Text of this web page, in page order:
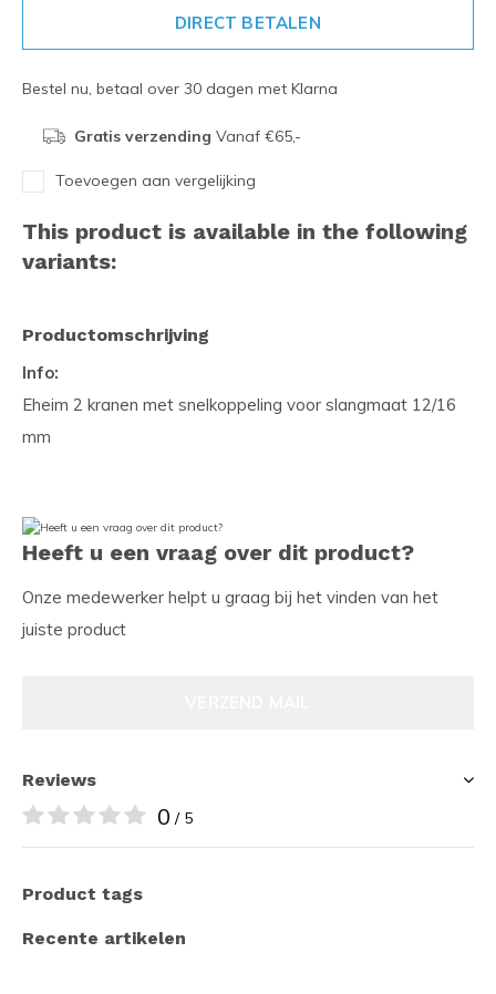
DIRECT BETALEN
Bestel nu, betaal over 30 dagen met Klarna
Gratis verzending Vanaf €65,-
Toevoegen aan vergelijking
This product is available in the following
variants:
Productomschrijving
Info:
Eheim 2 kranen met snelkoppeling voor slangmaat 12/16
mm
Heeft u een vraag over dit product?
Onze medewerker helpt u graag bij het vinden van het
juiste product
Reviews
0 / 5
Product tags
Recente artikelen